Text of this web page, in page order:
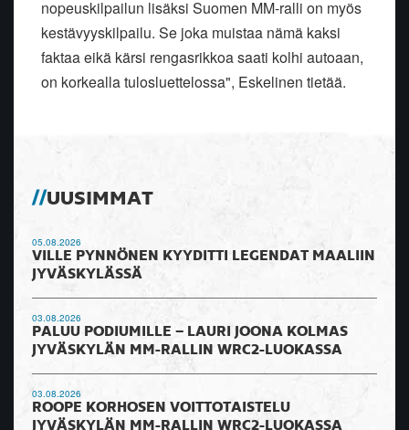
nopeuskilpailun lisäksi Suomen MM-ralli on myös
kestävyyskilpailu. Se joka muistaa nämä kaksi
faktaa eikä kärsi rengasrikkoa saati kolhi autoaan,
on korkealla tulosluettelossa", Eskelinen tietää.
UUSIMMAT
05.08.2026
VILLE PYNNÖNEN KYYDITTI LEGENDAT MAALIIN
JYVÄSKYLÄSSÄ
03.08.2026
PALUU PODIUMILLE – LAURI JOONA KOLMAS
JYVÄSKYLÄN MM-RALLIN WRC2-LUOKASSA
03.08.2026
ROOPE KORHOSEN VOITTOTAISTELU
JYVÄSKYLÄN MM-RALLIN WRC2-LUOKASSA